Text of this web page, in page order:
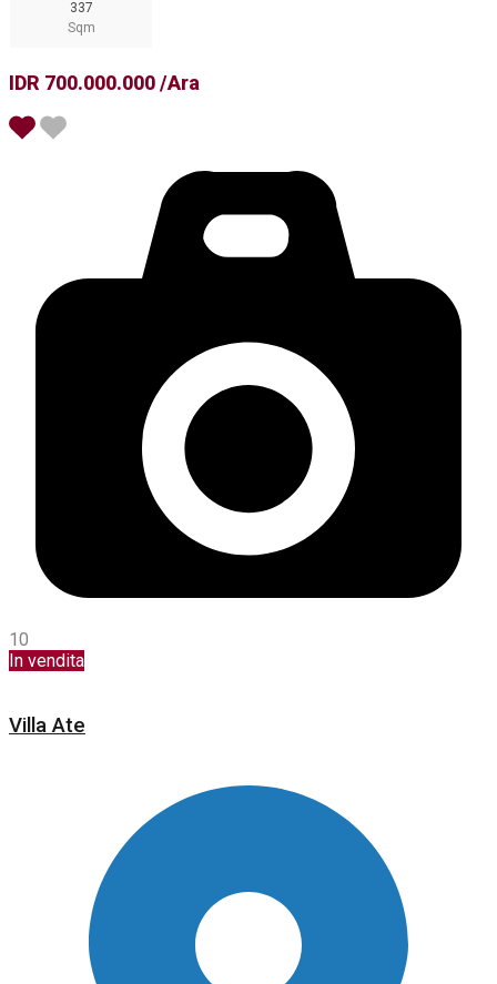
337
Sqm
IDR 700.000.000 /Ara
10
In vendita
Villa Ate